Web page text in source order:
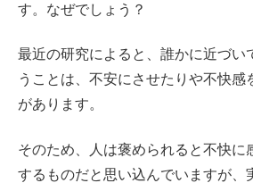
す。なぜでしょう？
最近の研究によると、誰かに近づい
うことは、不安にさせたりや不快感
があります。
そのため、人は褒められると不快に
するものだと思い込んでいますが、